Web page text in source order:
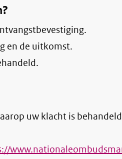
en de uitkomst.
uw klacht is